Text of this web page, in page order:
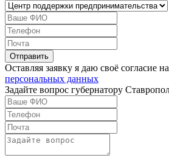
Оставляя заявку я даю своё согласие
персональных данных
Задайте вопрос губернатору